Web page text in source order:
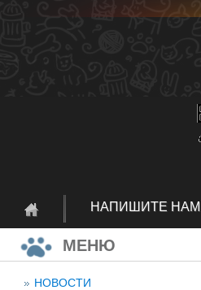
НАПИШИТЕ НАМ
МЕНЮ
НОВОСТИ